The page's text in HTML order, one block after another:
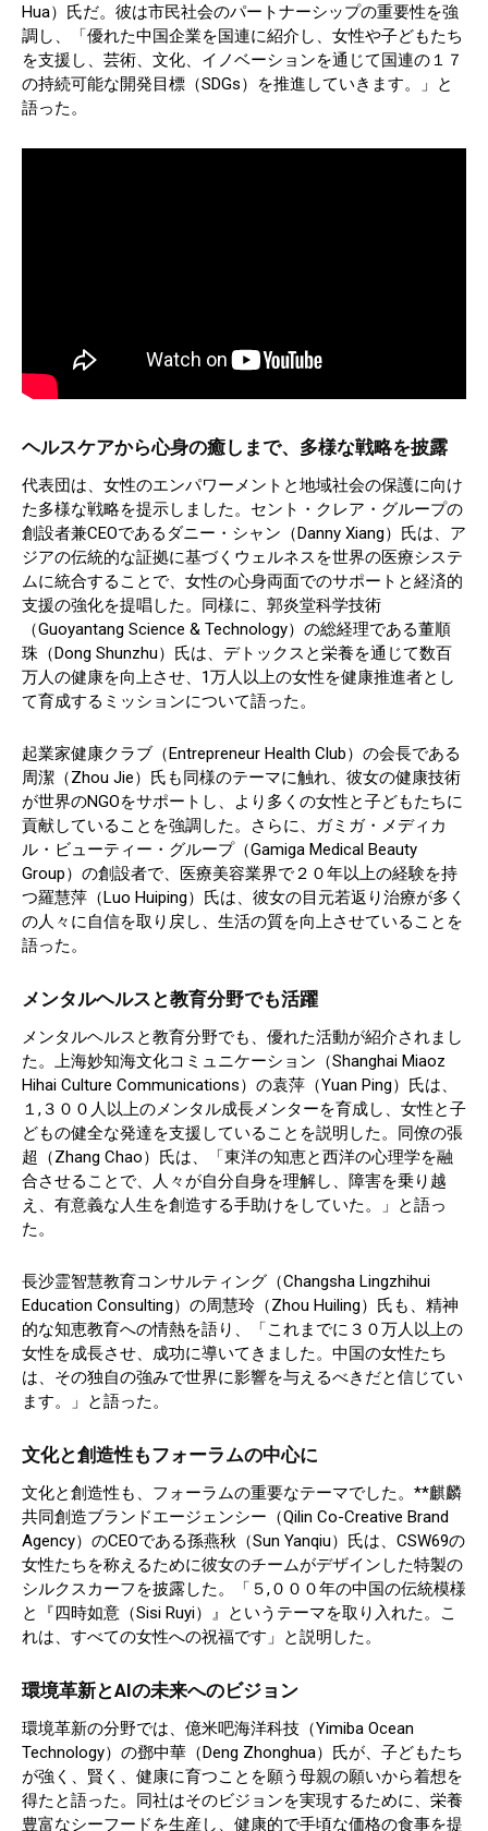
Hua）氏だ。彼は市民社会のパートナーシップの重要性を強
調し、「優れた中国企業を国連に紹介し、女性や子どもたち
を支援し、芸術、文化、イノベーションを通じて国連の１７
の持続可能な開発目標（SDGs）を推進していきます。」と
語った。
ヘルスケアから心身の癒しまで、多様な戦略を披露
代表団は、女性のエンパワーメントと地域社会の保護に向け
た多様な戦略を提示しました。セント・クレア・グループの
創設者兼CEOであるダニー・シャン（Danny Xiang）氏は、ア
ジアの伝統的な証拠に基づくウェルネスを世界の医療システ
ムに統合することで、女性の心身両面でのサポートと経済的
支援の強化を提唱した。同様に、郭炎堂科学技術
（Guoyantang Science & Technology）の総経理である董順
珠（Dong Shunzhu）氏は、デトックスと栄養を通じて数百
万人の健康を向上させ、1万人以上の女性を健康推進者とし
て育成するミッションについて語った。
起業家健康クラブ（Entrepreneur Health Club）の会長である
周潔（Zhou Jie）氏も同様のテーマに触れ、彼女の健康技術
が世界のNGOをサポートし、より多くの女性と子どもたちに
貢献していることを強調した。さらに、ガミガ・メディカ
ル・ビューティー・グループ（Gamiga Medical Beauty
Group）の創設者で、医療美容業界で２０年以上の経験を持
つ羅慧萍（Luo Huiping）氏は、彼女の目元若返り治療が多く
の人々に自信を取り戻し、生活の質を向上させていることを
語った。
メンタルヘルスと教育分野でも活躍
メンタルヘルスと教育分野でも、優れた活動が紹介されまし
た。上海妙知海文化コミュニケーション（Shanghai Miaoz
Hihai Culture Communications）の袁萍（Yuan Ping）氏は、
１,３００人以上のメンタル成長メンターを育成し、女性と子
どもの健全な発達を支援していることを説明した。同僚の張
超（Zhang Chao）氏は、「東洋の知恵と西洋の心理学を融
合させることで、人々が自分自身を理解し、障害を乗り越
え、有意義な人生を創造する手助けをしていた。」と語っ
た。
長沙霊智慧教育コンサルティング（Changsha Lingzhihui
Education Consulting）の周慧玲（Zhou Huiling）氏も、精神
的な知恵教育への情熱を語り、「これまでに３０万人以上の
女性を成長させ、成功に導いてきました。中国の女性たち
は、その独自の強みで世界に影響を与えるべきだと信じてい
ます。」と語った。
文化と創造性もフォーラムの中心に
文化と創造性も、フォーラムの重要なテーマでした。**麒麟
共同創造ブランドエージェンシー（Qilin Co-Creative Brand
Agency）のCEOである孫燕秋（Sun Yanqiu）氏は、CSW69の
女性たちを称えるために彼女のチームがデザインした特製の
シルクスカーフを披露した。「５,０００年の中国の伝統模様
と『四時如意（Sisi Ruyi）』というテーマを取り入れた。こ
れは、すべての女性への祝福です」と説明した。
環境革新とAIの未来へのビジョン
環境革新の分野では、億米吧海洋科技（Yimiba Ocean
Technology）の鄧中華（Deng Zhonghua）氏が、子どもたち
が強く、賢く、健康に育つことを願う母親の願いから着想を
得たと語った。同社はそのビジョンを実現するために、栄養
豊富なシーフードを生産し、健康的で手頃な価格の食事を提